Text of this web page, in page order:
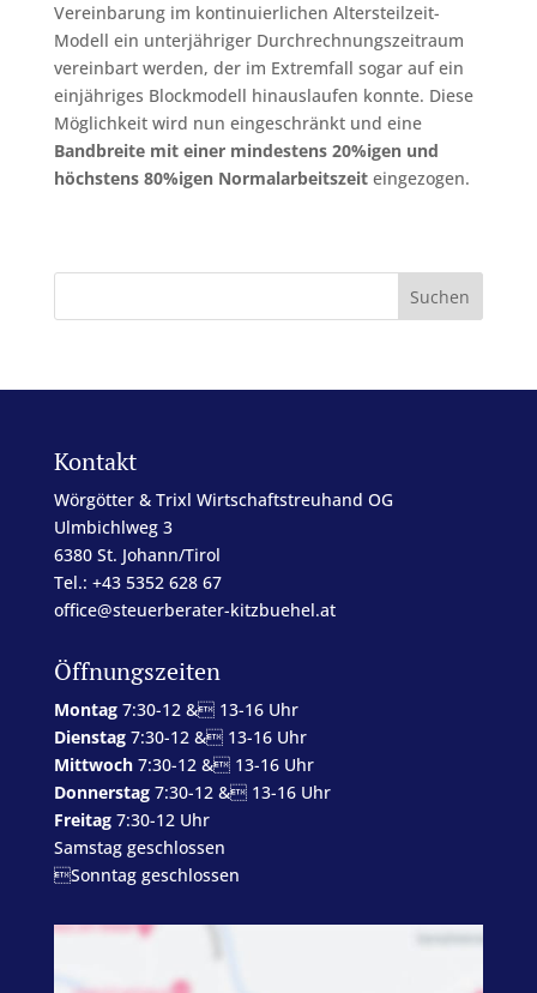
Vereinbarung im kontinuierlichen Altersteilzeit-
Modell ein unterjähriger Durchrechnungszeitraum
vereinbart werden, der im Extremfall sogar auf ein
einjähriges Blockmodell hinauslaufen konnte. Diese
Möglichkeit wird nun eingeschränkt und eine
Bandbreite mit einer mindestens 20%igen und
höchstens 80%igen Normalarbeitszeiteingezogen.
Kontakt
Wörgötter & Trixl Wirtschaftstreuhand OG
Ulmbichlweg 3
6380 St. Johann/Tirol
Tel.: +43 5352 628 67
office@steuerberater-kitzbuehel.at
Öffnungszeiten
Montag7:30-12 & 13-16 Uhr
Dienstag7:30-12 & 13-16 Uhr
Mittwoch7:30-12 & 13-16 Uhr
Donnerstag7:30-12 & 13-16 Uhr
Freitag7:30-12 Uhr
Samstag geschlossen
Sonntag geschlossen